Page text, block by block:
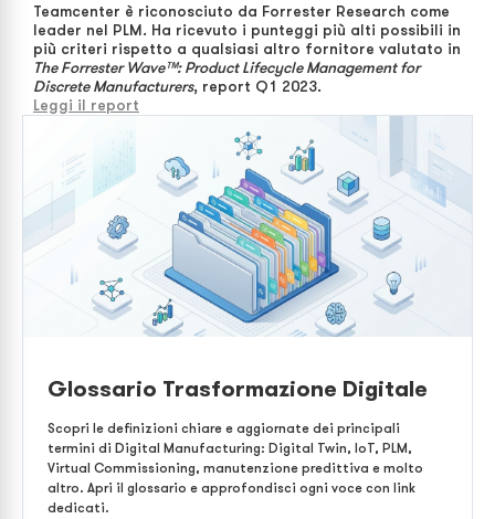
Teamcenter è riconosciuto da Forrester Research come
leader nel PLM. Ha ricevuto i punteggi più alti possibili in
più criteri rispetto a qualsiasi altro fornitore valutato in
The Forrester Wave™: Product Lifecycle Management for
Discrete Manufacturers, report Q1 2023.
Leggi il report
Glossario Trasformazione Digitale
Scopri le definizioni chiare e aggiornate dei principali
termini di Digital Manufacturing: Digital Twin, IoT, PLM,
Virtual Commissioning, manutenzione predittiva e molto
altro. Apri il glossario e approfondisci ogni voce con link
dedicati.